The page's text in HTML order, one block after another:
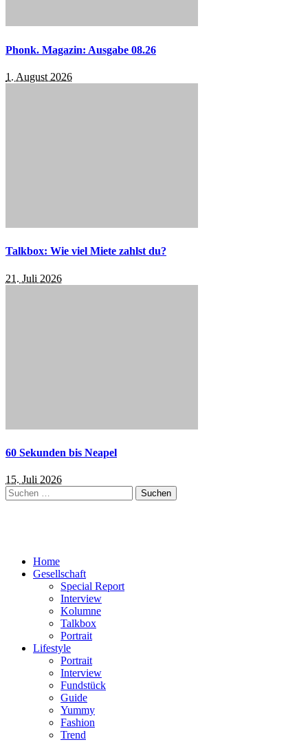
Phonk. Magazin: Ausgabe 08.26
1. August 2026
Talkbox: Wie viel Miete zahlst du?
21. Juli 2026
60 Sekunden bis Neapel
15. Juli 2026
Suchen
nach:
Home
Gesellschaft
Special Report
Interview
Kolumne
Talkbox
Portrait
Lifestyle
Portrait
Interview
Fundstück
Guide
Yummy
Fashion
Trend